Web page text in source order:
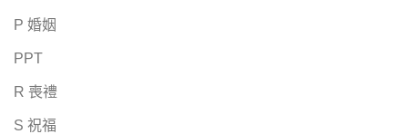
P 婚姻
PPT
R 喪禮
S 祝福